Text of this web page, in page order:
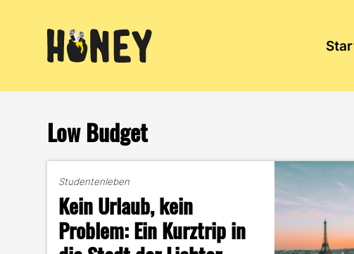
Low Budget
Studentenleben
Kein Urlaub, kein
Problem: Ein Kurztrip in